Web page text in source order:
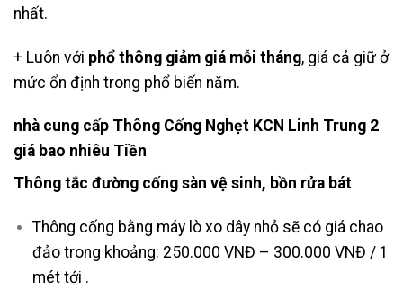
nhất.
+ Luôn với phổ thông giảm giá mỗi tháng, giá cả giữ ở
mức ổn định trong phổ biến năm.
nhà cung cấp Thông Cống Nghẹt KCN Linh Trung 2
giá bao nhiêu Tiền
Thông tắc đường cống sàn vệ sinh, bồn rửa bát
Thông cống bằng máy lò xo dây nhỏ sẽ có giá chao
đảo trong khoảng: 250.000 VNĐ – 300.000 VNĐ / 1
mét tới .